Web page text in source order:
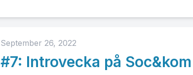
September 26, 2022
#7: Introvecka på Soc&kom